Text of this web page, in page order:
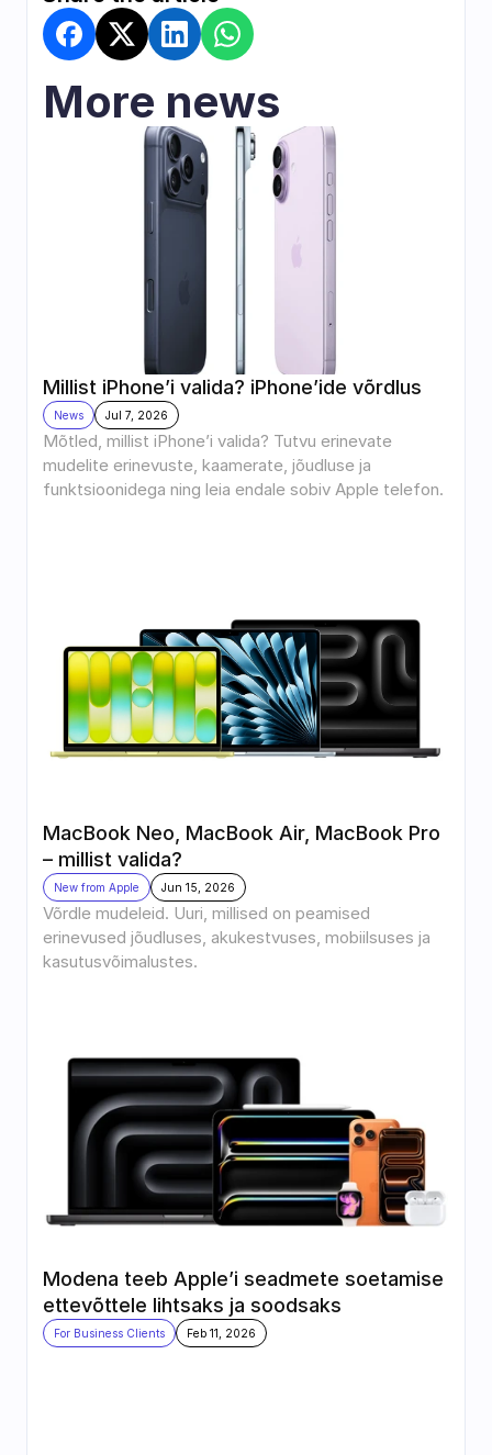
More news
Millist iPhone’i valida? iPhone’ide võrdlus
News Jul 7, 2026
Mõtled, millist iPhone’i valida? Tutvu erinevate
mudelite erinevuste, kaamerate, jõudluse ja
funktsioonidega ning leia endale sobiv Apple telefon.
MacBook Neo, MacBook Air, MacBook Pro
– millist valida?
New from Apple Jun 15, 2026
Võrdle mudeleid. Uuri, millised on peamised
erinevused jõudluses, akukestvuses, mobiilsuses ja
kasutusvõimalustes.
Modena teeb Apple’i seadmete soetamise
ettevõttele lihtsaks ja soodsaks
For Business Clients Feb 11, 2026